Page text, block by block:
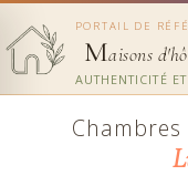
PORTAIL DE
Maisons
AUTHENTICITÉ